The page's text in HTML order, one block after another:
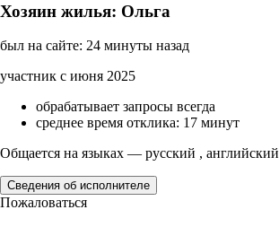
Хозяин жилья: Ольга
был на сайте: 24 минуты назад
участник с июня 2025
обрабатывает запросы всегда
среднее время отклика: 17 минут
Общается на языках — русский , английский
Сведения об исполнителе
Пожаловаться